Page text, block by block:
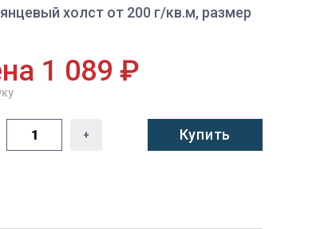
холст от 200 г/кв.м, размер
1 089 ₽
+ Купить